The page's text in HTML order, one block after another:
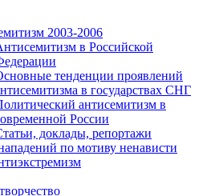
2003-2006
в Российской
тенденции проявлений
в государствах СНГ
антисемитизм в
России
доклады, репортажи
по мотиву ненависти